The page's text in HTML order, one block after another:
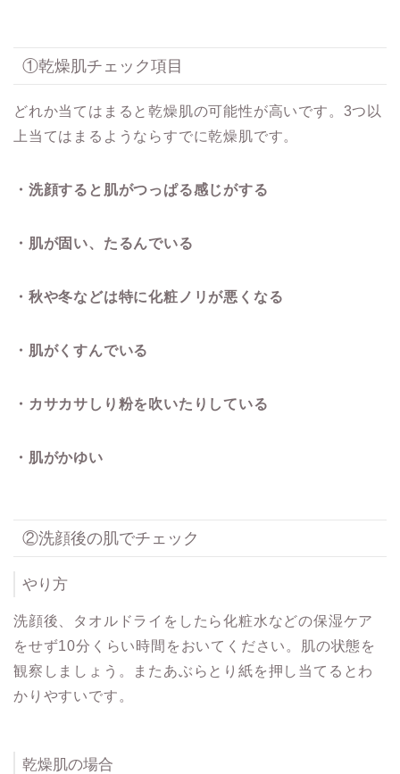
①乾燥肌チェック項目
どれか当てはまると乾燥肌の可能性が高いです。3つ以
上当てはまるようならすでに乾燥肌です。
・洗顔すると肌がつっぱる感じがする
・肌が固い、たるんでいる
・秋や冬などは特に化粧ノリが悪くなる
・肌がくすんでいる
・カサカサしり粉を吹いたりしている
・肌がかゆい
②洗顔後の肌でチェック
やり方
洗顔後、タオルドライをしたら化粧水などの保湿ケア
をせず10分くらい時間をおいてください。肌の状態を
観察しましょう。またあぶらとり紙を押し当てるとわ
かりやすいです。
乾燥肌の場合